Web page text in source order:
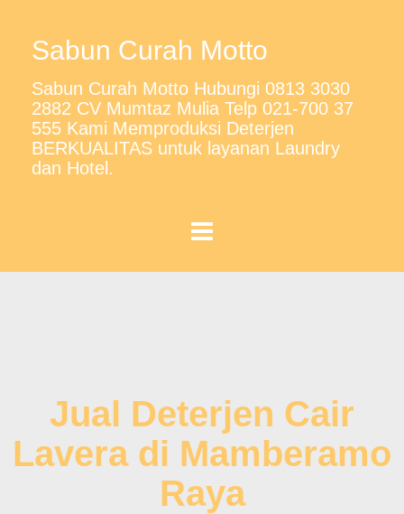
Sabun Curah Motto
Sabun Curah Motto Hubungi 0813 3030
2882 CV Mumtaz Mulia Telp 021-700 37
555 Kami Memproduksi Deterjen
BERKUALITAS untuk layanan Laundry
dan Hotel.
Jual Deterjen Cair
Lavera di Mamberamo
Raya